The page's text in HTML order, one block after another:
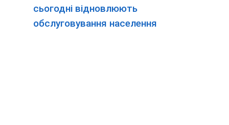
сьогодні відновлюють
обслуговування населення